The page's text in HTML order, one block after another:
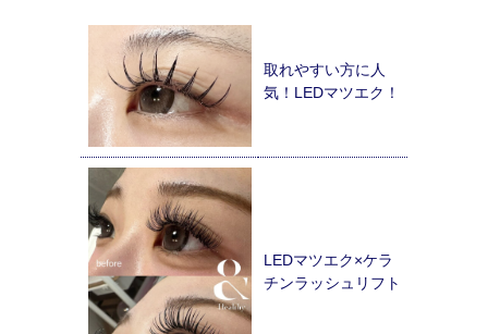
取れやすい方に人
気！LEDマツエク！
LEDマツエク×ケラ
チンラッシュリフト